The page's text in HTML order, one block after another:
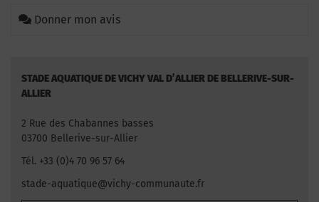
Donner mon avis
STADE AQUATIQUE DE VICHY VAL D’ALLIER DE BELLERIVE-SUR-
ALLIER
2 Rue des Chabannes basses
03700 Bellerive-sur-Allier
Tél. +33 (0)4 70 96 57 64
stade-aquatique@vichy-communaute.fr